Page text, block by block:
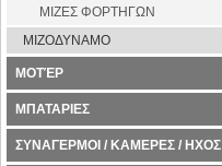
ΜΙΖΕΣ ΦΟΡΤΗΓΩΝ
ΜΙΖΟΔΥΝΑΜΟ
ΜΟΤΈΡ
ΜΠΑΤΑΡΙΕΣ
ΣΥΝΑΓΕΡΜΟΙ / ΚΑΜΕΡΕΣ / ΗΧΟΣ